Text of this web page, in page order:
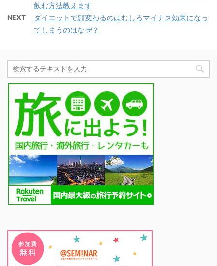
飲む方法教えます
NEXT
ダイエットで顔変わるのはむしろマイナス効果になっ
てしまうのはなぜ？